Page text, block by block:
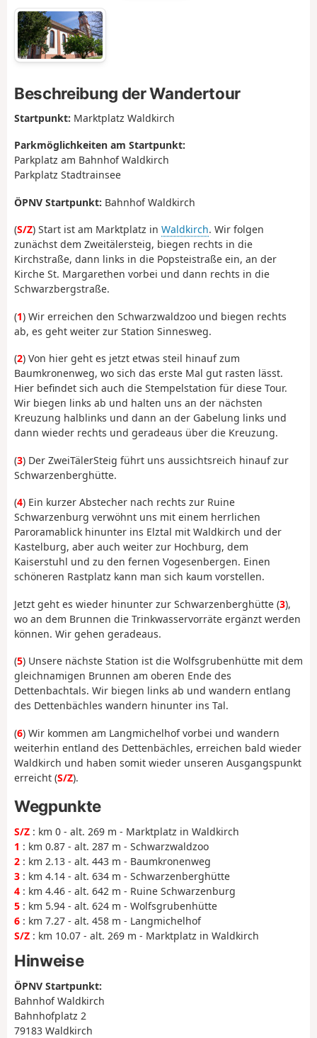
Beschreibung der Wandertour
Startpunkt: Marktplatz Waldkirch
Parkmöglichkeiten am Startpunkt:
Parkplatz am Bahnhof Waldkirch
Parkplatz Stadtrainsee
ÖPNV Startpunkt: Bahnhof Waldkirch
(S/Z) Start ist am Marktplatz in Waldkirch. Wir folgen
zunächst dem Zweitälersteig, biegen rechts in die
Kirchstraße, dann links in die Popsteistraße ein, an der
Kirche St. Margarethen vorbei und dann rechts in die
Schwarzbergstraße.
(1) Wir erreichen den Schwarzwaldzoo und biegen rechts
ab, es geht weiter zur Station Sinnesweg.
(2) Von hier geht es jetzt etwas steil hinauf zum
Baumkronenweg, wo sich das erste Mal gut rasten lässt.
Hier befindet sich auch die Stempelstation für diese Tour.
Wir biegen links ab und halten uns an der nächsten
Kreuzung halblinks und dann an der Gabelung links und
dann wieder rechts und geradeaus über die Kreuzung.
(3) Der ZweiTälerSteig führt uns aussichtsreich hinauf zur
Schwarzenberghütte.
(4) Ein kurzer Abstecher nach rechts zur Ruine
Schwarzenburg verwöhnt uns mit einem herrlichen
Paroramablick hinunter ins Elztal mit Waldkirch und der
Kastelburg, aber auch weiter zur Hochburg, dem
Kaiserstuhl und zu den fernen Vogesenbergen. Einen
schöneren Rastplatz kann man sich kaum vorstellen.
Jetzt geht es wieder hinunter zur Schwarzenberghütte (3),
wo an dem Brunnen die Trinkwasservorräte ergänzt werden
können. Wir gehen geradeaus.
(5) Unsere nächste Station ist die Wolfsgrubenhütte mit dem
gleichnamigen Brunnen am oberen Ende des
Dettenbachtals. Wir biegen links ab und wandern entlang
des Dettenbächles wandern hinunter ins Tal.
(6) Wir kommen am Langmichelhof vorbei und wandern
weiterhin entland des Dettenbächles, erreichen bald wieder
Waldkirch und haben somit wieder unseren Ausgangspunkt
erreicht (S/Z).
Wegpunkte
S/Z : km 0 - alt. 269 m - Marktplatz in Waldkirch
1 : km 0.87 - alt. 287 m - Schwarzwaldzoo
2 : km 2.13 - alt. 443 m - Baumkronenweg
3 : km 4.14 - alt. 634 m - Schwarzenberghütte
4 : km 4.46 - alt. 642 m - Ruine Schwarzenburg
5 : km 5.94 - alt. 624 m - Wolfsgrubenhütte
6 : km 7.27 - alt. 458 m - Langmichelhof
S/Z : km 10.07 - alt. 269 m - Marktplatz in Waldkirch
Hinweise
ÖPNV Startpunkt:
Bahnhof Waldkirch
Bahnhofplatz 2
79183 Waldkirch